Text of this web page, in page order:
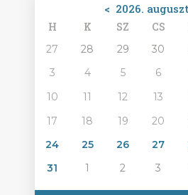
< 2026.
H K SZ CS
27 28 29 30
3
4 5 6
10
11 12 13
17
18 19 20
24
25 26 27
31
1 2 3